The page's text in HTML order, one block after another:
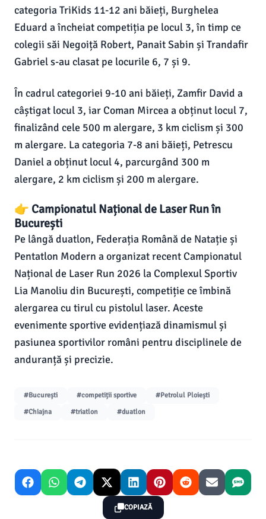
categoria TriKids 11-12 ani băieți, Burghelea
Eduard a încheiat competiția pe locul 3, în timp ce
colegii săi Negoiță Robert, Panait Sabin și Trandafir
Gabriel s-au clasat pe locurile 6, 7 și 9.
În cadrul categoriei 9-10 ani băieți, Zamfir David a
câștigat locul 3, iar Coman Mircea a obținut locul 7,
finalizând cele 500 m alergare, 3 km ciclism și 300
m alergare. La categoria 7-8 ani băieți, Petrescu
Daniel a obținut locul 4, parcurgând 300 m
alergare, 2 km ciclism și 200 m alergare.
👉 Campionatul Național de Laser Run în
București
Pe lângă duatlon, Federația Română de Natație și
Pentatlon Modern a organizat recent Campionatul
Național de Laser Run 2026 la Complexul Sportiv
Lia Manoliu din București, competiție ce îmbină
alergarea cu tirul cu pistolul laser. Aceste
evenimente sportive evidențiază dinamismul și
pasiunea sportivilor români pentru disciplinele de
anduranță și precizie.
#București #competiții sportive
#Petrolul Ploiești
#Chiajna
#triatlon #duatlon
COPIAZĂ